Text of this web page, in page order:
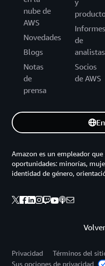
nube de
AWS
Novedades
Blogs
Notas
de
prensa
y
Informes
de
analistas
Socios
de AWS
Amazon es un empleador
oportunidades: minorías,
identidad de género,
Privacidad
Términos del
Sus opciones de privacidad